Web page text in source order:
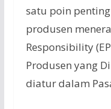
satu poin
produsen
Responsibility
Produsen yang
diatur dalam